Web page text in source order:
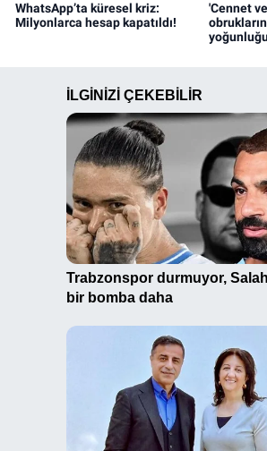
WhatsApp’ta küresel kriz:
Milyonlarca hesap kapatıldı!
'Cennet